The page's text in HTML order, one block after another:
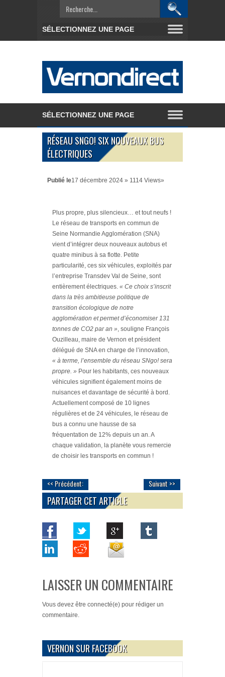
RÉSEAU SNGO! SIX NOUVEAUX BUS
ÉLECTRIQUES
Publié le17 décembre 2024 » 1114 Views»
Plus propre, plus silencieux… et tout neufs !
Le réseau de transports en commun de
Seine Normandie Agglomération (SNA)
vient d’intégrer deux nouveaux autobus et
quatre minibus à sa flotte. Petite
particularité, ces six véhicules, exploités par
l’entreprise Transdev Val de Seine, sont
entièrement électriques. « Ce choix s’inscrit
dans la très ambitieuse politique de
transition écologique de notre
agglomération et permet d’économiser 131
tonnes de CO2 par an », souligne François
Ouzilleau, maire de Vernon et président
délégué de SNA en charge de l’innovation,
« à terme, l’ensemble du réseau SNgo! sera
propre. » Pour les habitants, ces nouveaux
véhicules signifient également moins de
nuisances et davantage de sécurité à bord.
Actuellement composé de 10 lignes
régulières et de 24 véhicules, le réseau de
bus a connu une hausse de sa
fréquentation de 12% depuis un an. A
chaque validation, la planète vous remercie
de choisir les transports en commun !
<< Précédent: Suivant >>
PARTAGER CET ARTICLE
LAISSER UN COMMENTAIRE
Vous devez être connecté(e) pour rédiger un
commentaire.
VERNON SUR FACEBOOK